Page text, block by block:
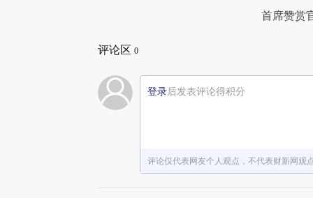
首席赞赏
评论区 0
登录后发表评论得积分
评论仅代表网友个人观点，不代表财新网观